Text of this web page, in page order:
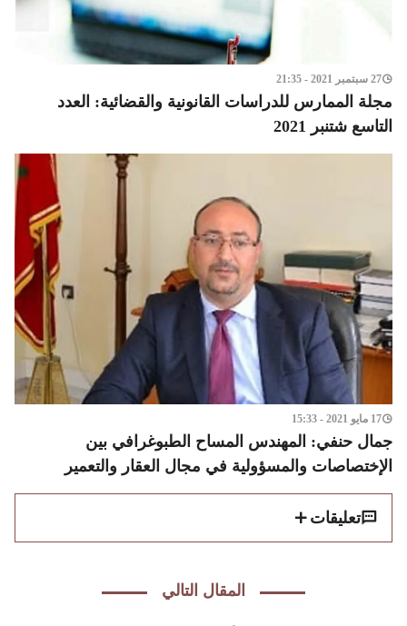
27 سبتمبر 2021 - 21:35
مجلة الممارس للدراسات القانونية والقضائية: العدد
التاسع شتنبر 2021
17 مايو 2021 - 15:33
جمال حنفي: المهندس المساح الطبوغرافي بين
الإختصاصات والمسؤولية في مجال العقار والتعمير
تعليقات
المقال التالي